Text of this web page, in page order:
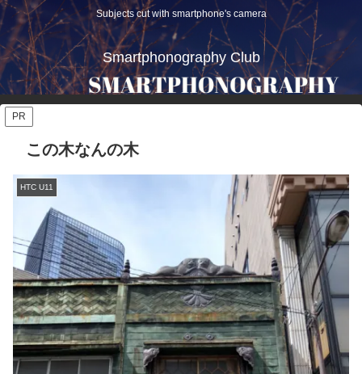
Subjects cut with smartphone's camera
Smartphonography Club
PR
この木なんの木
HTC U11